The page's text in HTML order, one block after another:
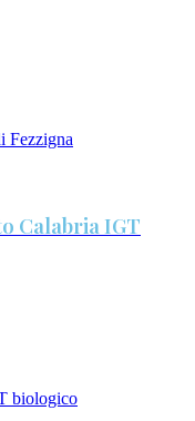
Calabria IGT